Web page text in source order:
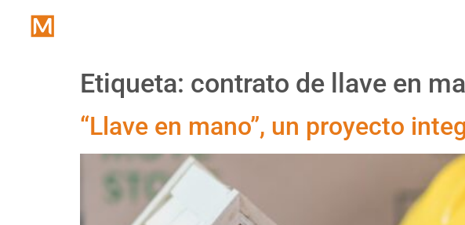
Etiqueta: contrato de llave en
“Llave en mano”, un proyecto